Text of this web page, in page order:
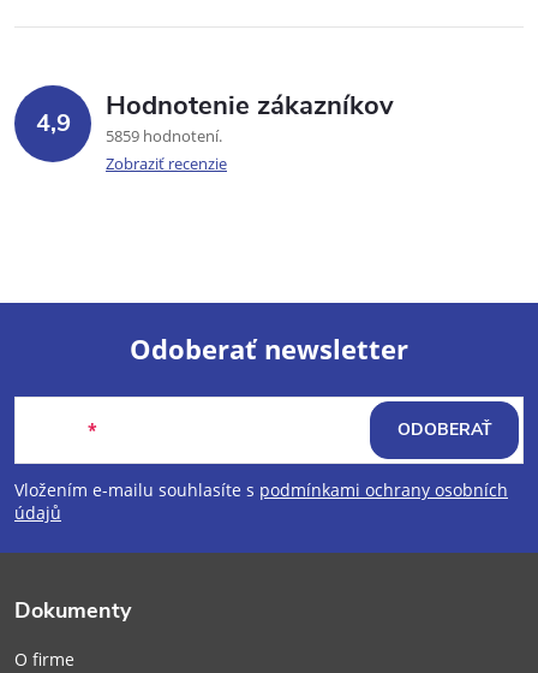
4,9 Hodnotenie zákazníkov
5859 hodnotení
Zobraziť recenzie
Z
á
p
Odoberať newsletter
Vložením e-mailu souhlasíte s podmínkami ochrany osobních
údajů
ODOBERAŤ
Dokumenty
O firme